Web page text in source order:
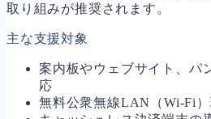
取り組みが推奨されます。
主な支援対象
案内板やウェブサイト、パ
応
無料公衆無線LAN（Wi-Fi